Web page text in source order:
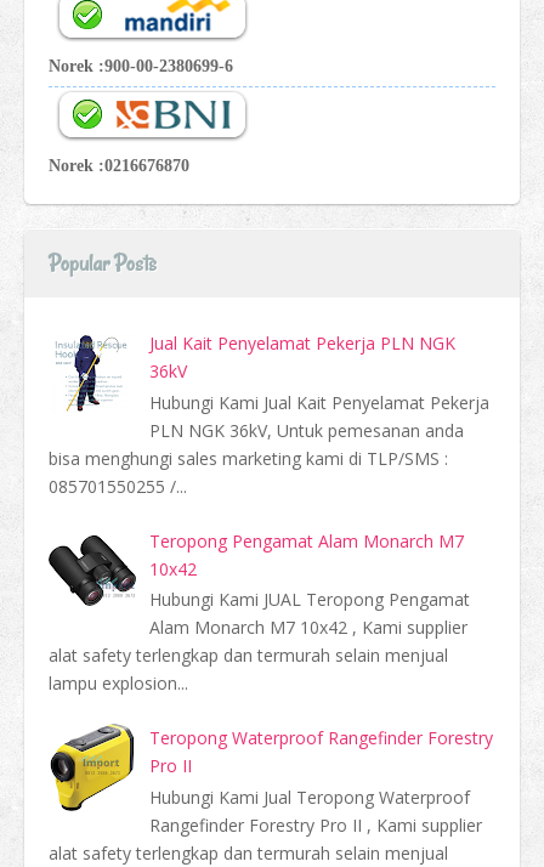
Norek :900-00-2380699-6
Norek :0216676870
Popular Posts
Jual Kait Penyelamat Pekerja PLN NGK
36kV
Hubungi Kami Jual Kait Penyelamat Pekerja
PLN NGK 36kV, Untuk pemesanan anda
bisa menghungi sales marketing kami di TLP/SMS :
085701550255 /...
Teropong Pengamat Alam Monarch M7
10x42
Hubungi Kami JUAL Teropong Pengamat
Alam Monarch M7 10x42 , Kami supplier
alat safety terlengkap dan termurah selain menjual
lampu explosion...
Teropong Waterproof Rangefinder Forestry
Pro II
Hubungi Kami Jual Teropong Waterproof
Rangefinder Forestry Pro II , Kami supplier
alat safety terlengkap dan termurah selain menjual